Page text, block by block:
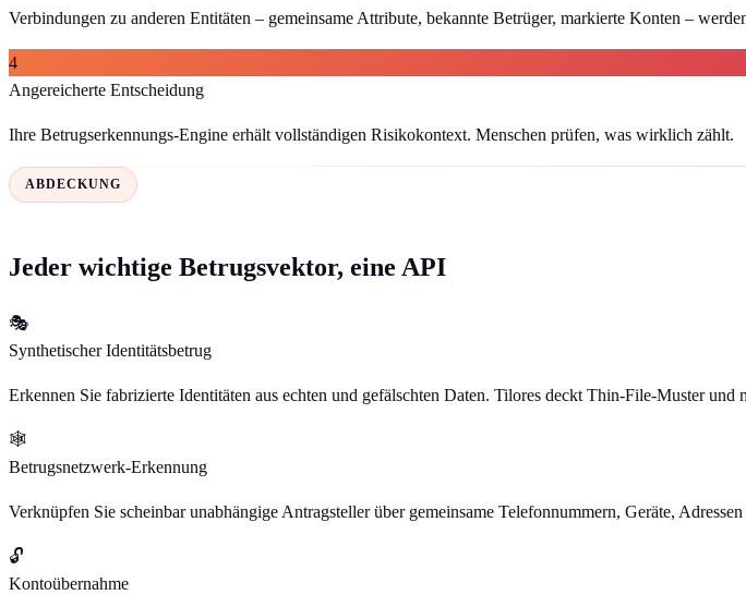
Verbindungen zu anderen Entitäten – gemeinsame Attribute, bekannte Betrüger, markierte Konten –
4
Angereicherte Entscheidung
Ihre Betrugserkennungs-Engine erhält vollständigen Risikokontext. Menschen prüfen, was wirklich zählt.
ABDECKUNG
Jeder wichtige Betrugsvektor, eine API
🎭
Synthetischer Identitätsbetrug
Erkennen Sie fabrizierte Identitäten aus echten und gefälschten Daten. Tilores deckt Thin-File-Muster
🕸
Betrugsnetzwerk-Erkennung
Verknüpfen Sie scheinbar unabhängige Antragsteller über gemeinsame Telefonnummern, Geräte,
🔓
Kontoübernahme